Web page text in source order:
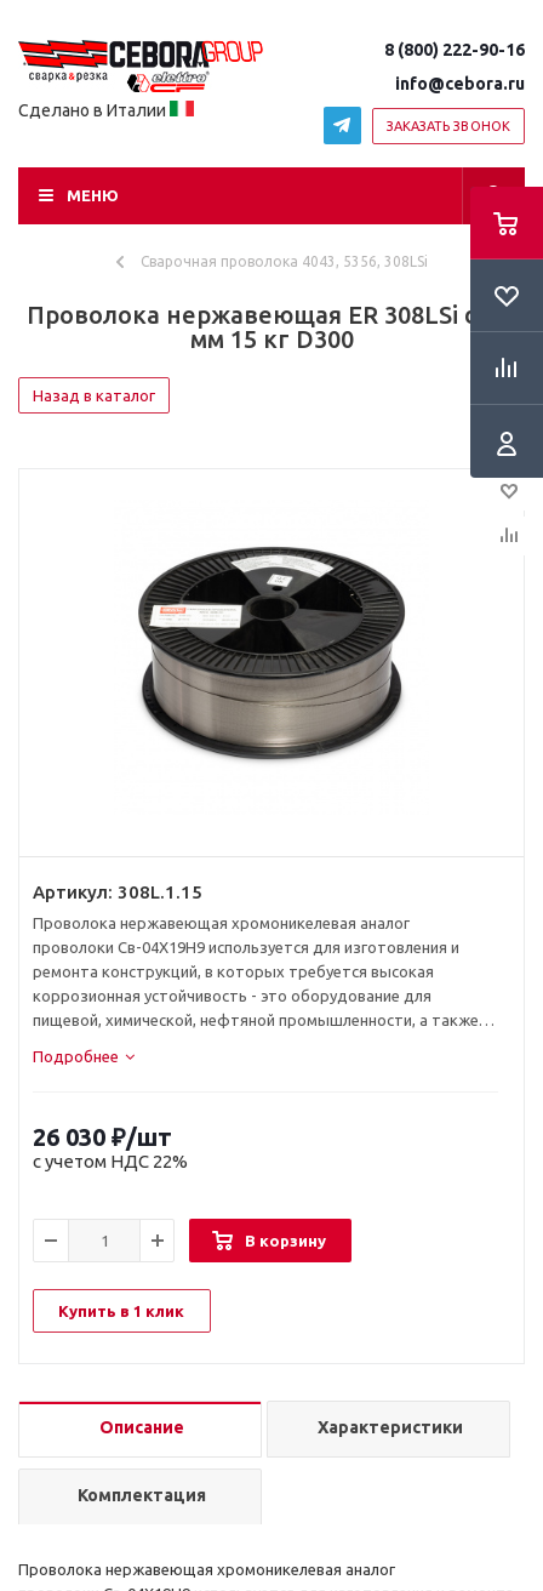
Сделано в Италии
8 (800) 222-90-16
info@cebora.ru
ЗАКАЗАТЬ ЗВОНОК
МЕНЮ
Сварочная проволока 4043, 5356, 308LSi
Проволока нержавеющая ER 308LSi d.1.0
мм 15 кг D300
Назад в каталог
Артикул: 308L.1.15
Проволока нержавеющая хромоникелевая аналог
проволоки Св-04Х19Н9 используется для изготовления и
ремонта конструкций, в которых требуется высокая
коррозионная устойчивость - это оборудование для
пищевой, химической, нефтяной промышленности, а также
Подробнее
26 030 ₽/шт
с учетом НДС 22%
В корзину
Купить в 1 клик
Описание Характеристики
Комплектация
Проволока нержавеющая хромоникелевая аналог